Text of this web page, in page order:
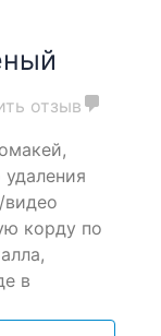
отзыв
удаления
видео
корду по
в